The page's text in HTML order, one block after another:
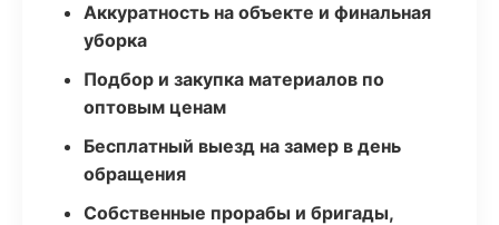
Аккуратность на объекте и финальная
уборка
Подбор и закупка материалов по
оптовым ценам
Бесплатный выезд на замер в день
обращения
Собственные прорабы и бригады,